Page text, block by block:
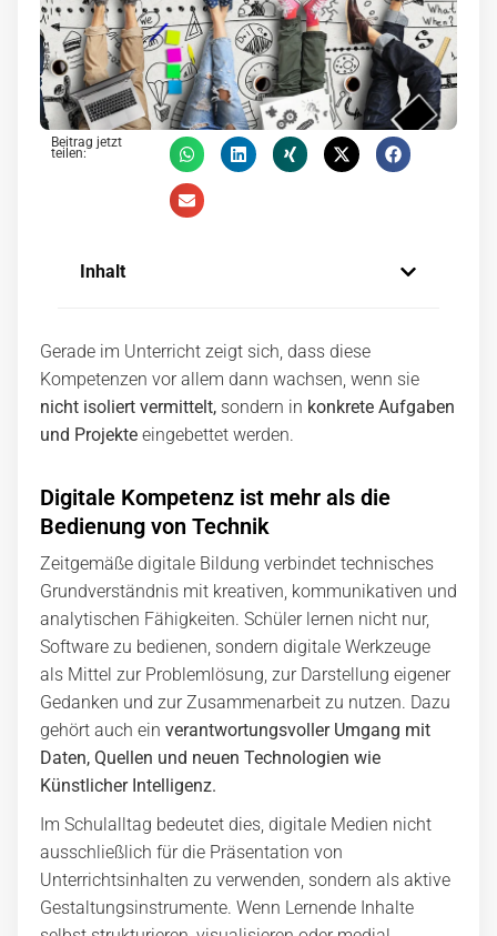
Beitrag jetzt
teilen:
Inhalt
Gerade im Unterricht zeigt sich, dass diese
Kompetenzen vor allem dann wachsen, wenn sie
nicht isoliert vermittelt, sondern in konkrete Aufgaben
und Projekte eingebettet werden.
Digitale Kompetenz ist mehr als die
Bedienung von Technik
Zeitgemäße digitale Bildung verbindet technisches
Grundverständnis mit kreativen, kommunikativen und
analytischen Fähigkeiten. Schüler lernen nicht nur,
Software zu bedienen, sondern digitale Werkzeuge
als Mittel zur Problemlösung, zur Darstellung eigener
Gedanken und zur Zusammenarbeit zu nutzen. Dazu
gehört auch ein verantwortungsvoller Umgang mit
Daten, Quellen und neuen Technologien wie
Künstlicher Intelligenz.
Im Schulalltag bedeutet dies, digitale Medien nicht
ausschließlich für die Präsentation von
Unterrichtsinhalten zu verwenden, sondern als aktive
Gestaltungsinstrumente. Wenn Lernende Inhalte